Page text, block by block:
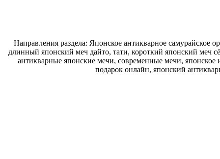
Направления раздела: Японское антикварное самурайское
длинный японский меч дайто, тати, короткий японский меч
антикварные японские мечи, современные мечи, японское
подарок онлайн, японский